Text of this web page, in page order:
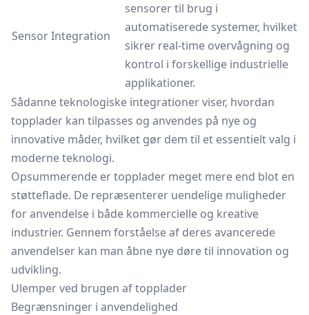
Sensor Integration
sensorer til brug i
automatiserede systemer, hvilket
sikrer real-time overvågning og
kontrol i forskellige industrielle
applikationer.
Sådanne teknologiske integrationer viser, hvordan
topplader kan tilpasses og anvendes på nye og
innovative måder, hvilket gør dem til et essentielt valg i
moderne teknologi.
Opsummerende er topplader meget mere end blot en
støtteflade. De repræsenterer uendelige muligheder
for anvendelse i både kommercielle og kreative
industrier. Gennem forståelse af deres avancerede
anvendelser kan man åbne nye døre til innovation og
udvikling.
Ulemper ved brugen af topplader
Begrænsninger i anvendelighed